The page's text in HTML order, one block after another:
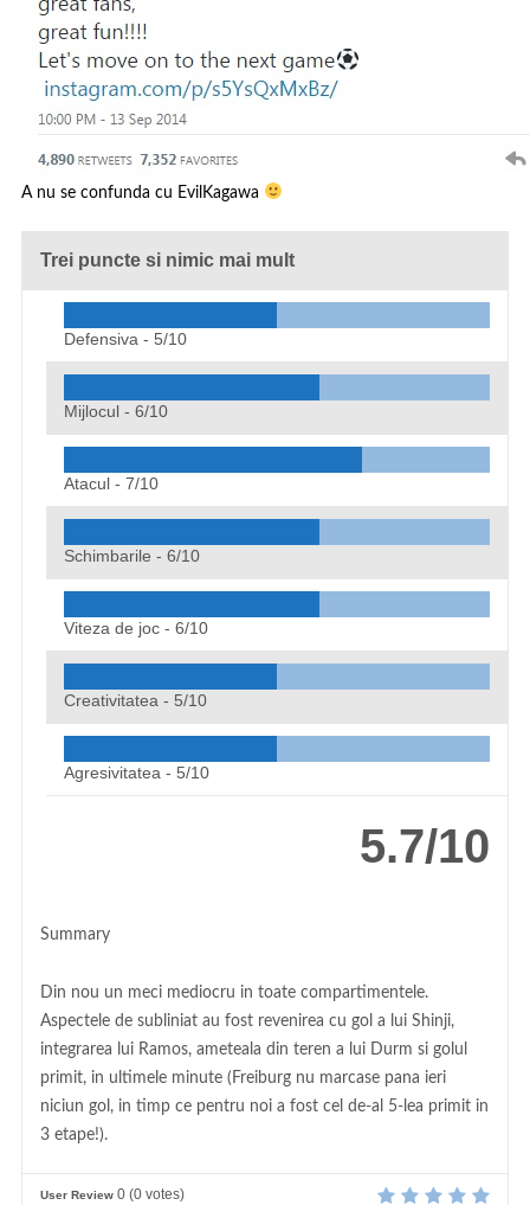
A nu se confunda cu EvilKagawa
Trei puncte si nimic mai mult
Defensiva - 5/10
Mijlocul - 6/10
Atacul - 7/10
Schimbarile - 6/10
Viteza de joc - 6/10
Creativitatea - 5/10
Agresivitatea - 5/10
5.7/10
Summary
Din nou un meci mediocru in toate compartimentele.
Aspectele de subliniat au fost revenirea cu gol a lui Shinji,
integrarea lui Ramos, ameteala din teren a lui Durm si golul
primit, in ultimele minute (Freiburg nu marcase pana ieri
niciun gol, in timp ce pentru noi a fost cel de-al 5-lea primit in
3 etape!).
User Review 0 (0votes)